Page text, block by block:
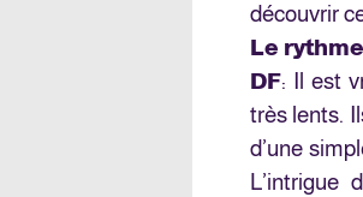
découvrir
Le
DF: Il est
très lents.
d’une